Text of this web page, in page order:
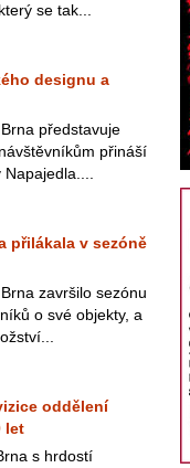
se tak...
designu a
představuje
přináší
přilákala v sezóně
završilo sezónu
o své objekty, a
oddělení
let
s hrdostí